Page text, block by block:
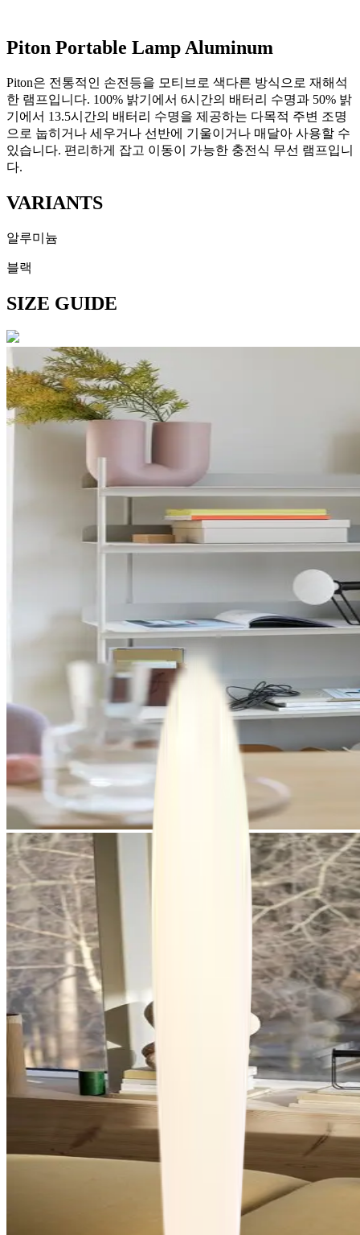
Piton Portable Lamp Aluminum
Piton은 전통적인 손전등을 모티브로 색다른 방식으로 재해석
한 램프입니다. 100% 밝기에서 6시간의 배터리 수명과 50% 밝
기에서 13.5시간의 배터리 수명을 제공하는 다목적 주변 조명
으로 눕히거나 세우거나 선반에 기울이거나 매달아 사용할 수
있습니다. 편리하게 잡고 이동이 가능한 충전식 무선 램프입니
다.
VARIANTS
알루미늄
블랙
SIZE GUIDE